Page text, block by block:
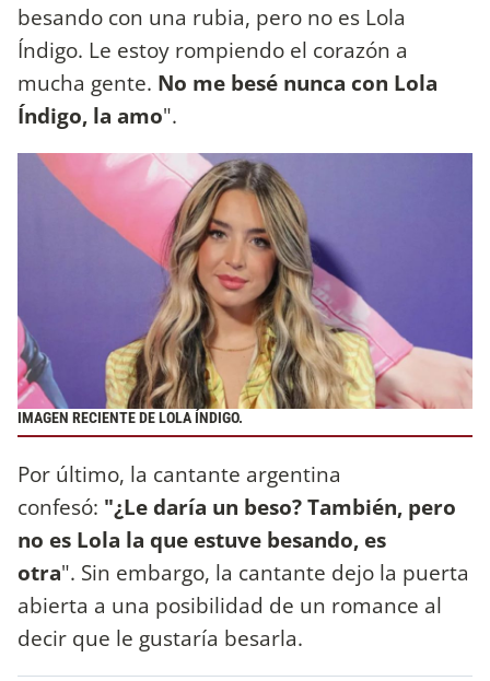
besando con una rubia, pero no es Lola
Índigo. Le estoy rompiendo el corazón a
mucha gente. No me besé nunca con Lola
Índigo, la amo".
IMAGEN RECIENTE DE LOLA ÍNDIGO.
Por último, la cantante argentina
confesó: "¿Le daría un beso? También, pero
no es Lola la que estuve besando, es
otra". Sin embargo, la cantante dejo la puerta
abierta a una posibilidad de un romance al
decir que le gustaría besarla.